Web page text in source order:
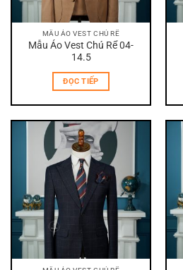
MẪU ÁO VEST CHÚ RỂ
Mẫu Áo Vest Chú Rể 04-
14.5
ĐỌC TIẾP